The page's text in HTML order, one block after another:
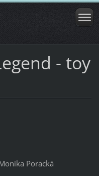
- toy
Poracká